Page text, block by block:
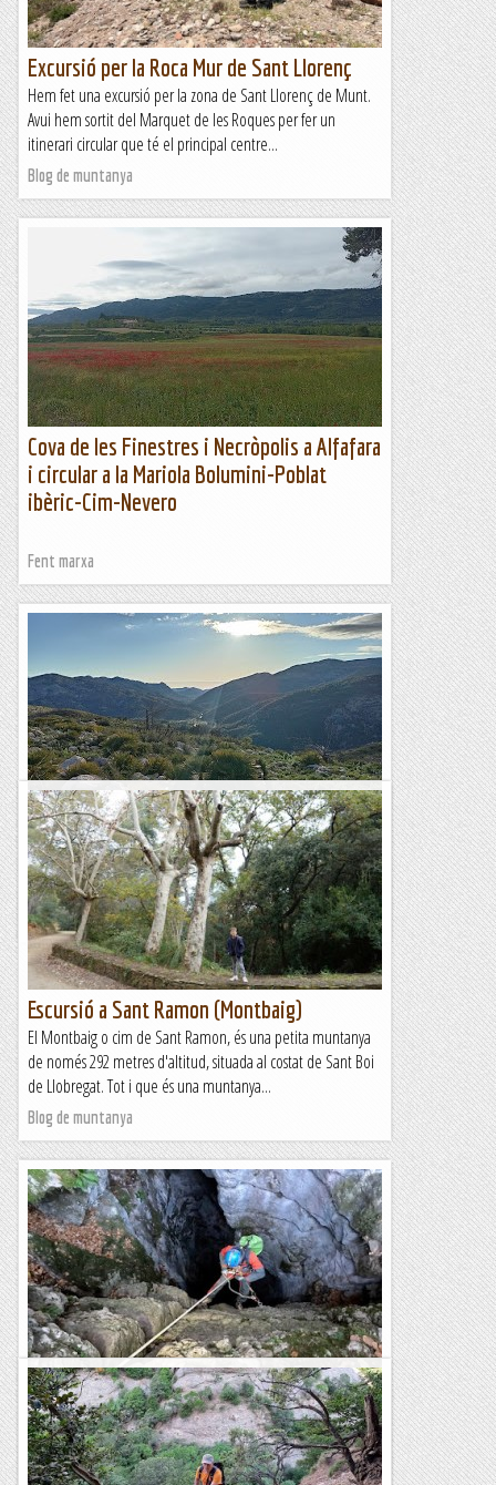
Excursió per la Roca Mur de Sant Llorenç
Hem fet una excursió per la zona de Sant Llorenç de Munt.
Avui hem sortit del Marquet de les Roques per fer un
itinerari circular que té el principal centre...
Blog de muntanya
Cova de les Finestres i Necròpolis a Alfafara
i circular a la Mariola Bolumini-Poblat
ibèric-Cim-Nevero
Fent marxa
Duatló-volta integral a Alfaro,camí reial i
pintures de Famorca
Fent marxa
Escursió a Sant Ramon (Montbaig)
El Montbaig o cim de Sant Ramon, és una petita muntanya
de només 292 metres d'altitud, situada al costat de Sant Boi
de Llobregat. Tot i que és una muntanya...
Blog de muntanya
Forat de Sant Ou
El Forat de Sant Ou (o Sant Hou) és una cavitat de poca
complexitat, només dos pous enllaçats, situada a prop del
Santuari de Montgrony. Té una profunditat...